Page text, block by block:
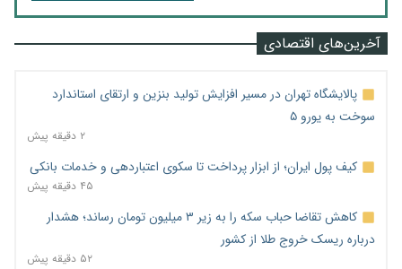
آخرین‌های اقتصادی
پالایشگاه تهران در مسیر افزایش تولید بنزین و ارتقای استاندارد
سوخت به یورو ۵
۲ دقیقه پیش
کیف پول ایران؛ از ابزار پرداخت تا سکوی اعتباردهی و خدمات بانکی
۴۵ دقیقه پیش
کاهش تقاضا حباب سکه را به زیر ۳ میلیون تومان رساند؛ هشدار
درباره ریسک خروج طلا از کشور
۵۲ دقیقه پیش